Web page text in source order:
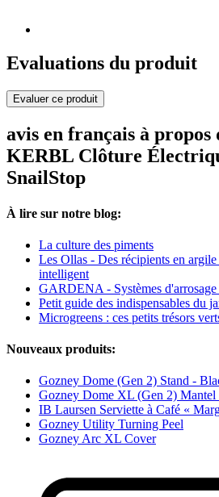
Evaluations du produit
Evaluer ce produit
avis en français à
KERBL Clôture
SnailStop
À lire sur notre blog:
La culture des piments
Les Ollas - Des récipients en
intelligent
GARDENA - Systèmes d'arrosage
Petit guide des indispensables du
Microgreens : ces petits trésors
Nouveaux produits:
Gozney Dome (Gen 2) Stand -
Gozney Dome XL (Gen 2)
IB Laursen Serviette à Café «
Gozney Utility Turning Peel
Gozney Arc XL Cover